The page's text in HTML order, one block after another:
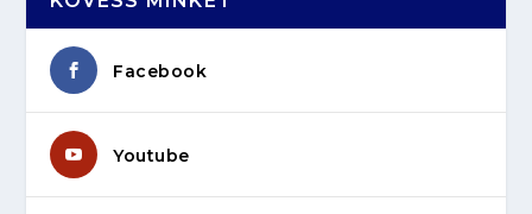
Facebook
Youtube